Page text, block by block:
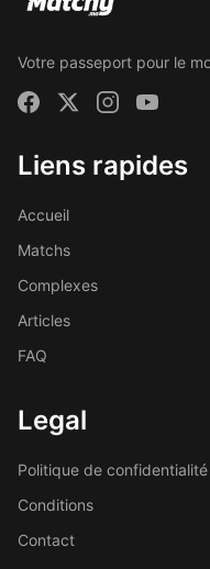
Votre passeport pour le
Liens rapides
Accueil
Matchs
Complexes
Articles
FAQ
Legal
Politique de confidentialité
Conditions
Contact